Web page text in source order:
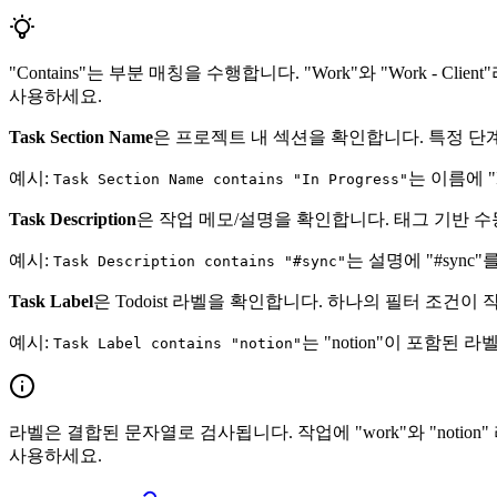
"Contains"는 부분 매칭을 수행합니다. "Work"와 "Work -
사용하세요.
Task Section Name은 프로젝트 내 섹션을 확인합니다. 특정
예시: Task Section Name contains "In Progress" 는 이름에
Task Description은 작업 메모/설명을 확인합니다. 태그 기반
예시: Task Description contains "#sync" 는 설명에 "#sync"
Task Label은 Todoist 라벨을 확인합니다. 하나의 필터 조건이
예시: Task Label contains "notion" 는 "notion"이 포함된 라
라벨은 결합된 문자열로 검사됩니다. 작업에 "work"와
사용하세요.